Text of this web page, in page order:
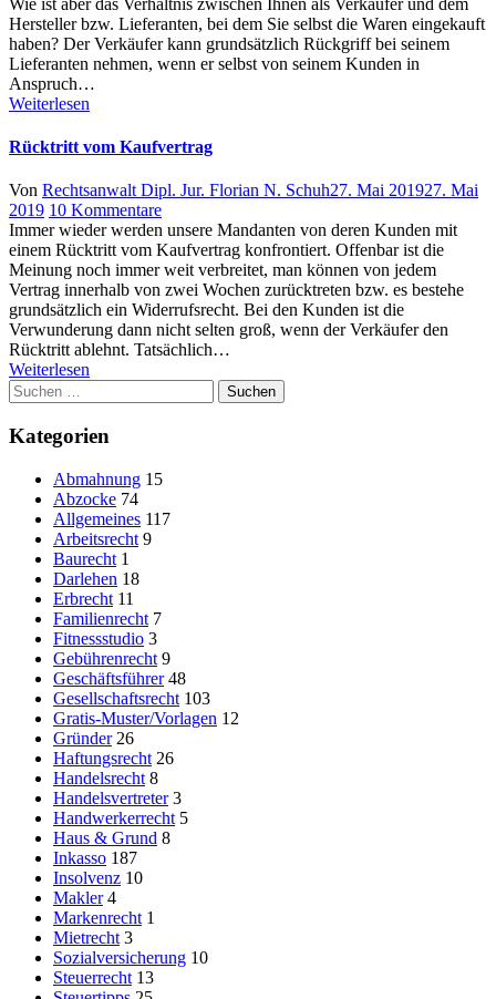
Hersteller bzw. Lieferanten, bei dem Sie selbst die Waren eingekauft
haben? Der Verkäufer kann grundsätzlich Rückgriff bei seinem
Lieferanten nehmen, wenn er selbst von seinem Kunden in
Anspruch…
Weiterlesen
Rücktritt vom Kaufvertrag
Author
Von Rechtsanwalt Dipl. Jur. Florian N. SchuhPosted
27. Mai 201927. Mai
2019 10 Kommentarezu
Rücktritt
vom
Kaufvertrag
Immer wieder werden unsere Mandanten von deren Kunden mit
einem Rücktritt vom Kaufvertrag konfrontiert. Offenbar ist die
Meinung noch immer weit verbreitet, man können von jedem
Vertrag innerhalb von zwei Wochen zurücktreten bzw. es bestehe
grundsätzlich ein Widerrufsrecht. Bei den Kunden ist die
Verwunderung dann nicht selten groß, wenn der Verkäufer den
Rücktritt ablehnt. Tatsächlich…
Weiterlesen
Suchen
nach:
Kategorien
Abmahnung 15
Abzocke 74
Allgemeines 117
Arbeitsrecht 9
Baurecht 1
Darlehen 18
Erbrecht 11
Familienrecht 7
Fitnessstudio 3
Gebührenrecht 9
Geschäftsführer 48
Gesellschaftsrecht 103
Gratis-Muster/Vorlagen 12
Gründer 26
Haftungsrecht 26
Handelsrecht 8
Handelsvertreter 3
Handwerkerrecht 5
Haus & Grund 8
Inkasso 187
Insolvenz 10
Makler 4
Markenrecht 1
Mietrecht 3
Sozialversicherung 10
Steuerrecht 13